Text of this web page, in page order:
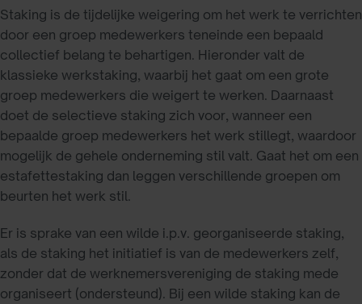
Staking is de tijdelijke weigering om het werk te verrichten
door een groep medewerkers teneinde een bepaald
collectief belang te behartigen. Hieronder valt de
klassieke werkstaking, waarbij het gaat om een grote
groep medewerkers die weigert te werken. Daarnaast
doet de selectieve staking zich voor, wanneer een
bepaalde groep medewerkers het werk stillegt, waardoor
mogelijk de gehele onderneming stil valt. Gaat het om een
estafettestaking dan leggen verschillende groepen om
beurten het werk stil.
Er is sprake van een wilde i.p.v. georganiseerde staking,
als de staking het initiatief is van de medewerkers zelf,
zonder dat de werknemersvereniging de staking mede
organiseert (ondersteund). Bij een wilde staking kan de